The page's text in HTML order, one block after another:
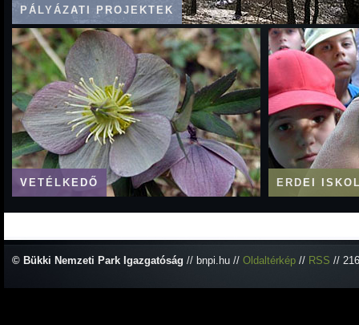
PÁLYÁZATI PROJEKTEK
VETÉLKEDŐ ERDEI
© Bükki Nemzeti Park Igazgatóság // bnpi.hu // Oldaltérkép // RSS //